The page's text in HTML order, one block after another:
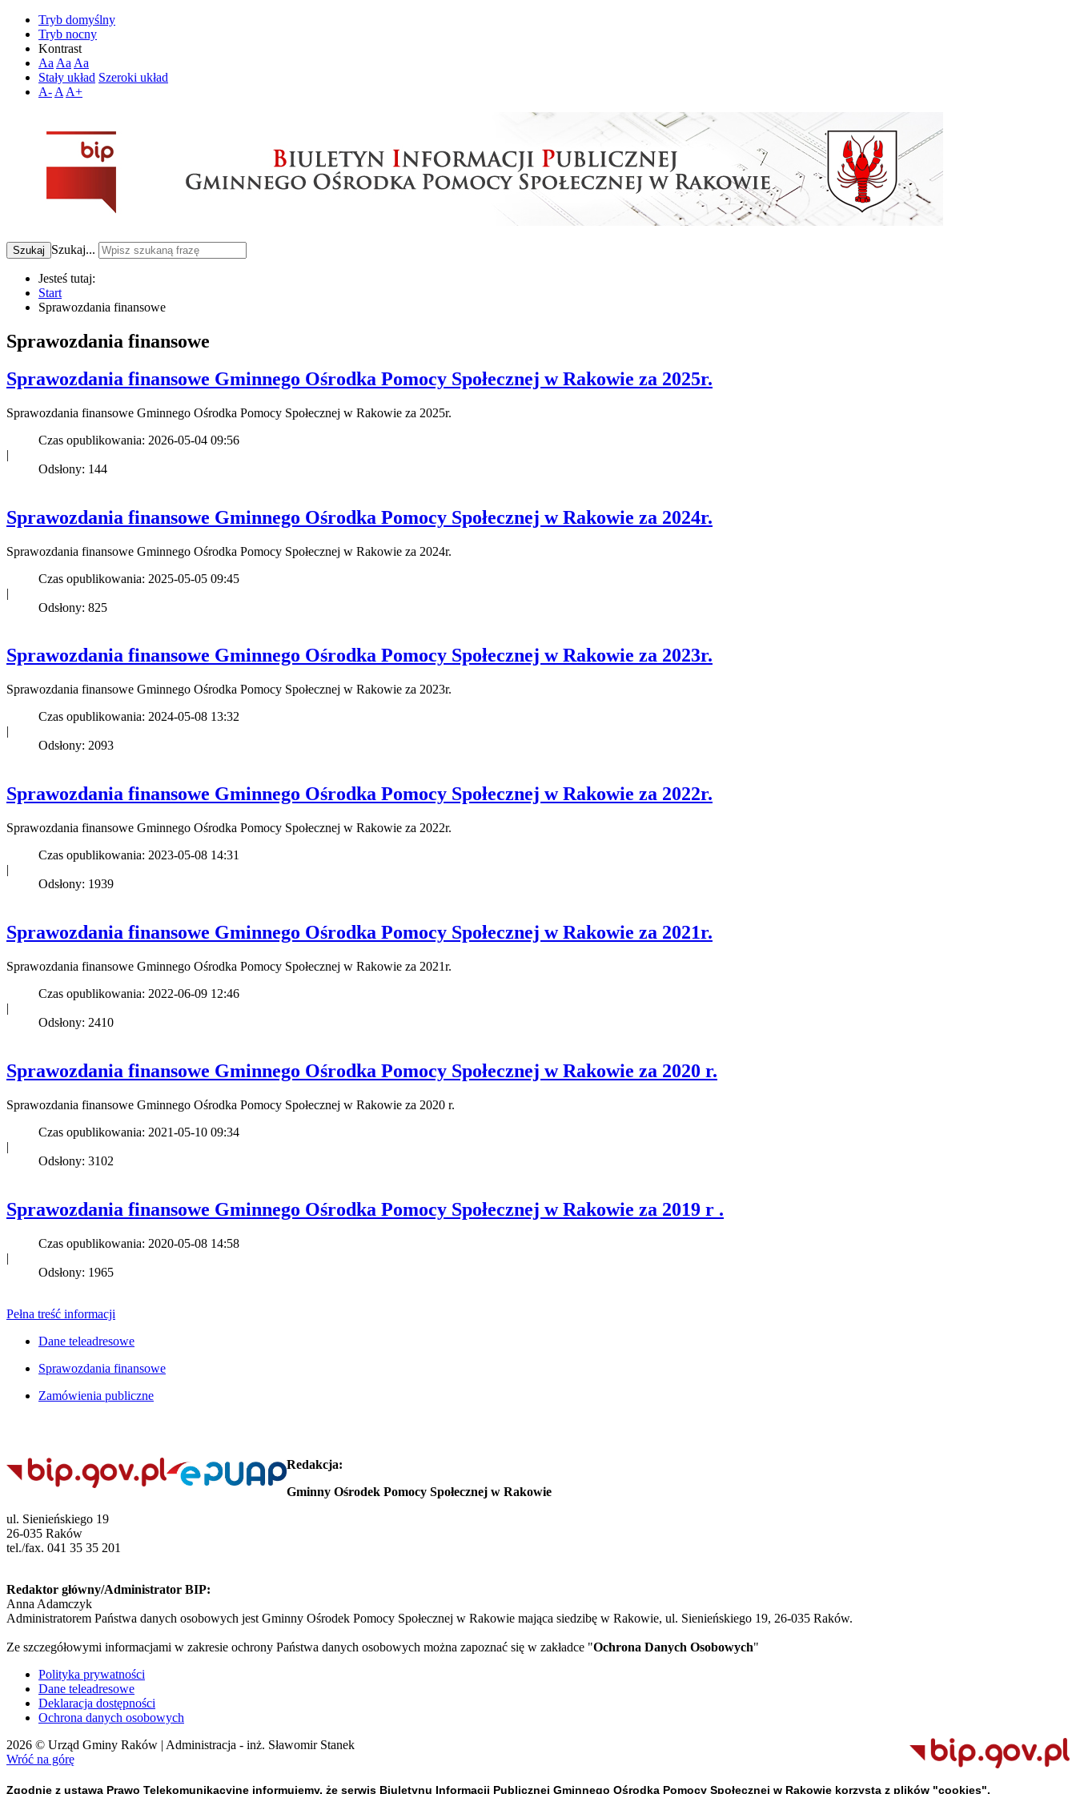
Tryb domyślny
Tryb nocny
Kontrast
Aa Aa Aa
Stały układ Szeroki układ
A- A A+
Szukaj Szukaj...
Jesteś tutaj:
Start
Sprawozdania finansowe
Sprawozdania finansowe
Sprawozdania finansowe Gminnego Ośrodka Pomocy Społecznej w Rakowie za 2025r.
Sprawozdania finansowe Gminnego Ośrodka Pomocy Społecznej w Rakowie za 2025r.
Czas opublikowania: 2026-05-04 09:56
|
Odsłony: 144
Sprawozdania finansowe Gminnego Ośrodka Pomocy Społecznej w Rakowie za 2024r.
Sprawozdania finansowe Gminnego Ośrodka Pomocy Społecznej w Rakowie za 2024r.
Czas opublikowania: 2025-05-05 09:45
|
Odsłony: 825
Sprawozdania finansowe Gminnego Ośrodka Pomocy Społecznej w Rakowie za 2023r.
Sprawozdania finansowe Gminnego Ośrodka Pomocy Społecznej w Rakowie za 2023r.
Czas opublikowania: 2024-05-08 13:32
|
Odsłony: 2093
Sprawozdania finansowe Gminnego Ośrodka Pomocy Społecznej w Rakowie za 2022r.
Sprawozdania finansowe Gminnego Ośrodka Pomocy Społecznej w Rakowie za 2022r.
Czas opublikowania: 2023-05-08 14:31
|
Odsłony: 1939
Sprawozdania finansowe Gminnego Ośrodka Pomocy Społecznej w Rakowie za 2021r.
Sprawozdania finansowe Gminnego Ośrodka Pomocy Społecznej w Rakowie za 2021r.
Czas opublikowania: 2022-06-09 12:46
|
Odsłony: 2410
Sprawozdania finansowe Gminnego Ośrodka Pomocy Społecznej w Rakowie za 2020 r.
Sprawozdania finansowe Gminnego Ośrodka Pomocy Społecznej w Rakowie za 2020 r.
Czas opublikowania: 2021-05-10 09:34
|
Odsłony: 3102
Sprawozdania finansowe Gminnego Ośrodka Pomocy Społecznej w Rakowie za 2019 r .
Czas opublikowania: 2020-05-08 14:58
|
Odsłony: 1965
Pełna treść informacji
Dane teleadresowe
Sprawozdania finansowe
Zamówienia publiczne
Redakcja:
Gminny Ośrodek Pomocy Społecznej w Rakowie
ul. Sienieńskiego 19
26-035 Raków
tel./fax. 041 35 35 201
Redaktor główny/Administrator BIP:
Anna Adamczyk
Administratorem Państwa danych osobowych jest Gminny Ośrodek Pomocy Społecznej w Rakowie mająca siedzibę w Rakowie, ul. Sienieńskiego 19, 26-035 Raków.
Ze szczegółowymi informacjami w zakresie ochrony Państwa danych osobowych można zapoznać się w zakładce "Ochrona Danych Osobowych"
Polityka prywatności
Dane teleadresowe
Deklaracja dostępności
Ochrona danych osobowych
2026 © Urząd Gminy Raków | Administracja - inż. Sławomir Stanek
Wróć na górę
Zgodnie z ustawą Prawo Telekomunikacyjne informujemy, że serwis Biuletynu Informacji Publicznej Gminnego Ośrodka Pomocy Społecznej w Rakowie korzysta z plików "cookies".